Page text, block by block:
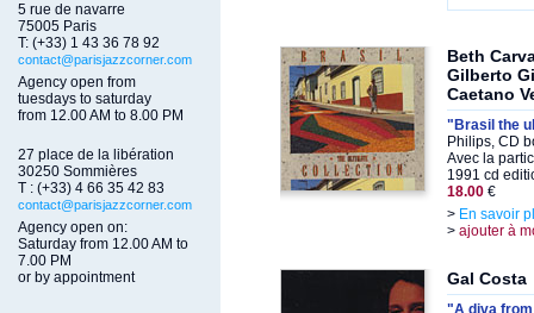
5 rue de navarre
75005 Paris
T: (+33) 1 43 36 78 92
contact@parisjazzcorner.com
Agency open from
tuesdays to saturday
from 12.00 AM to 8.00 PM
27 place de la libération
30250 Sommières
T : (+33) 4 66 35 42 83
contact@parisjazzcorner.com
Agency open on:
Saturday from 12.00 AM to
7.00 PM
or by appointment
Beth
Gilberto
Caetano
"Brasil the
Philips, CD
Avec la
1991 cd
18.00 €
> En savoir
> ajouter à
Gal Costa
"A diva